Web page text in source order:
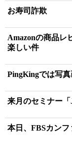
お寿司詐欺
Amazonの商品レ
楽しい件
PingKingでは写
来月のセミナー「
本日、FBSカン